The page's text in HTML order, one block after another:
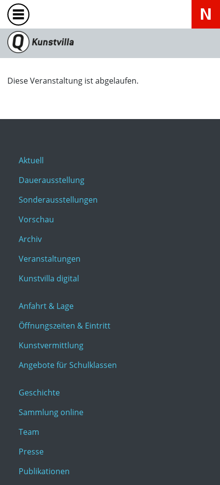
Diese Veranstaltung ist abgelaufen.
Aktuell
Dauerausstellung
Sonderausstellungen
Vorschau
Archiv
Veranstaltungen
Kunstvilla digital
Anfahrt & Lage
Öffnungszeiten & Eintritt
Kunstvermittlung
Angebote für Schulklassen
Geschichte
Sammlung online
Team
Presse
Publikationen